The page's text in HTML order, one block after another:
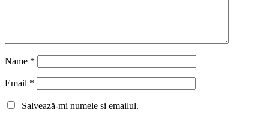
Name *
Email *
Salvează-mi numele si emailul.